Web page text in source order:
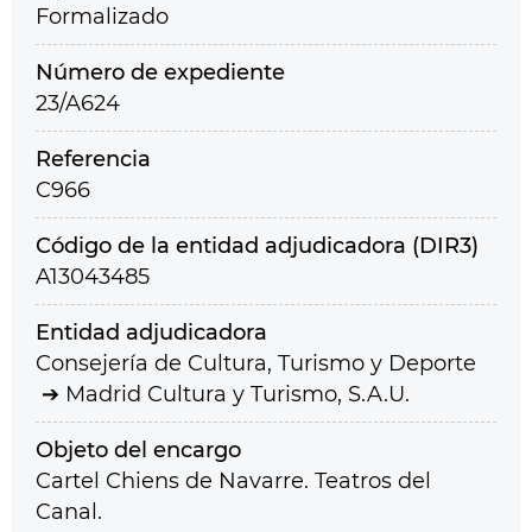
Formalizado
Número de expediente
23/A624
Referencia
C966
Código de la entidad adjudicadora (DIR3)
A13043485
Entidad adjudicadora
Consejería de Cultura, Turismo y Deporte
Madrid Cultura y Turismo, S.A.U.
Objeto del encargo
Cartel Chiens de Navarre. Teatros del
Canal.